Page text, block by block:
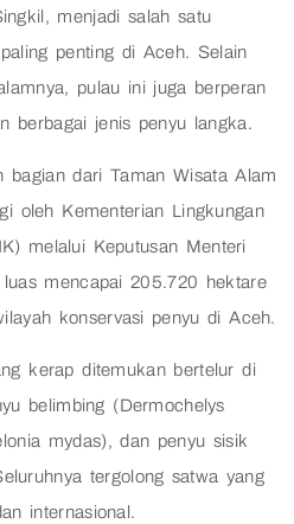
menjadi salah satu
penting di Aceh. Selain
pulau ini juga berperan
berbagai jenis penyu langka.
bagian dari Taman Wisata Alam
oleh Kementerian Lingkungan
melalui Keputusan Menteri
mencapai 205.720 hektare
konservasi penyu di Aceh.
kerap ditemukan bertelur di
belimbing (Dermochelys
mydas), dan penyu sisik
tergolong satwa yang
internasional.